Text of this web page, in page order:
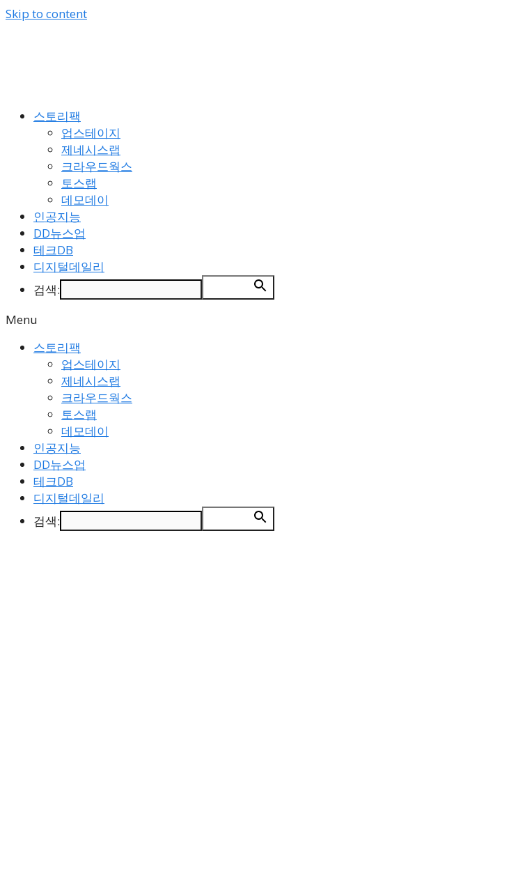
Skip to content
스토리팩
업스테이지
제네시스랩
크라우드웍스
토스랩
데모데이
인공지능
DD뉴스업
테크DB
디지털데일리
검색:
Menu
스토리팩
업스테이지
제네시스랩
크라우드웍스
토스랩
데모데이
인공지능
DD뉴스업
테크DB
디지털데일리
검색: